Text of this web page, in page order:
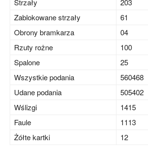
Strzały 203
Zablokowane strzały
61
Obrony bramkarza
04
Rzuty rożne
100
Spalone
25
Wszystkie podania
560468
Udane podania
505402
Wślizgi
1415
Faule
1113
Żółte kartki
12